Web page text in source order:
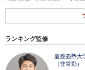
ランキング監修
慶應義塾大
（非常勤）